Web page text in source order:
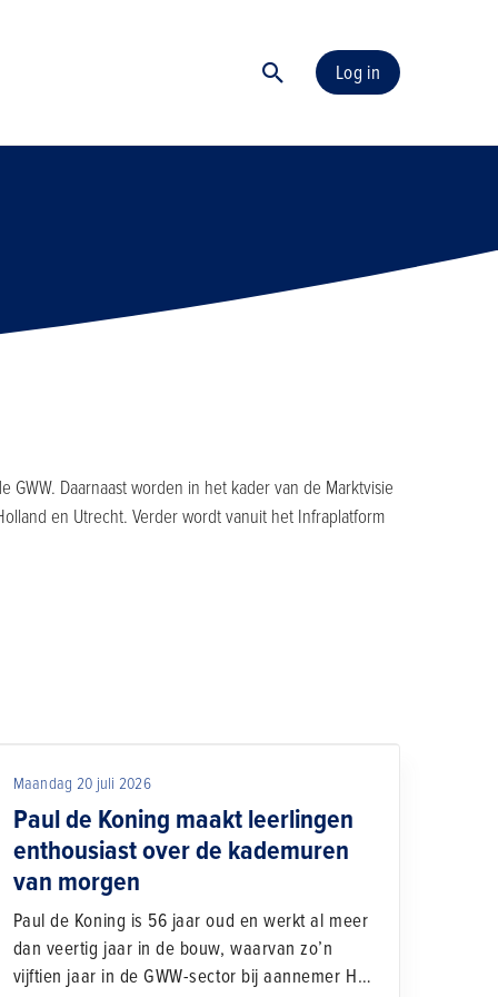
Log in
Daarnaast worden in het kader van de Marktvisie
en Utrecht. Verder wordt vanuit het Infraplatform
Maandag 20 juli 2026
Paul de Koning maakt leerlingen
enthousiast over de kademuren
van morgen
Paul de Koning is 56 jaar oud en werkt al meer
dan veertig jaar in de bouw, waarvan zo’n
vijftien jaar in de GWW-sector bij aannemer H.